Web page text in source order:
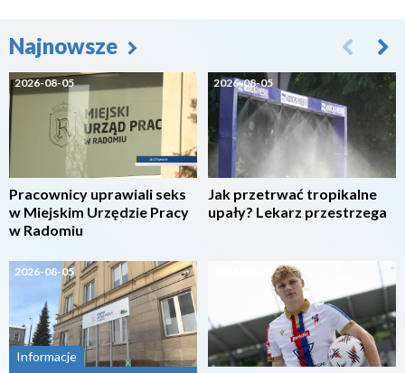
Najnowsze
2026-08-05
Pracownicy uprawiali seks
w Miejskim Urzędzie Pracy
w Radomiu
2026-08-05
Informacje
2026-08-05
Jak przetrwać tropikalne
upały? Lekarz przestrzega
2026-08-05